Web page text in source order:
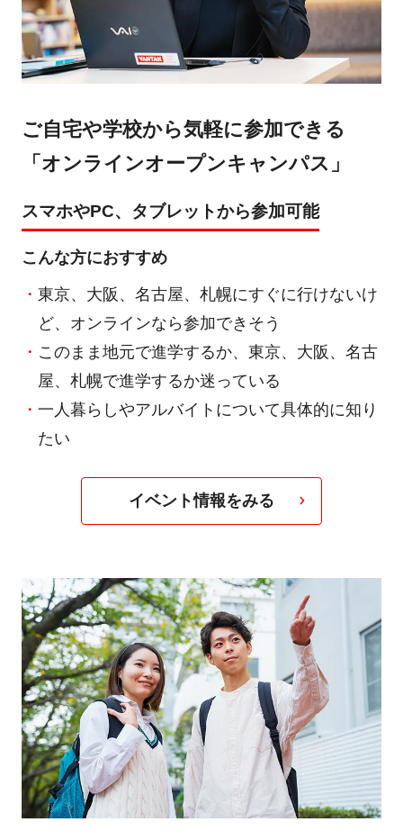
ご自宅や学校から気軽に参加できる
「オンラインオープンキャンパス」
スマホやPC、タブレットから参加可能
こんな方におすすめ
東京、大阪、名古屋、札幌にすぐに行けないけ
ど、オンラインなら参加できそう
このまま地元で進学するか、東京、大阪、名古
屋、札幌で進学するか迷っている
一人暮らしやアルバイトについて具体的に知り
たい
イベント情報をみる